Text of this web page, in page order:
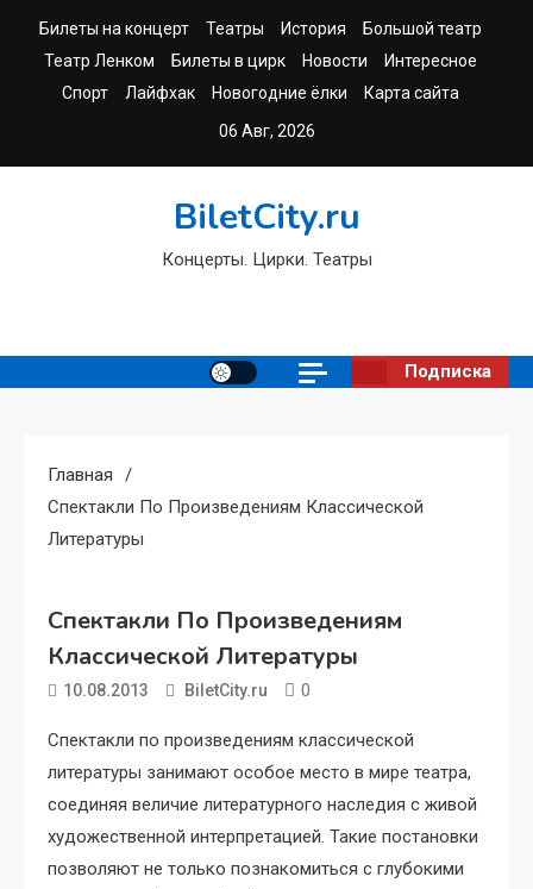
Билеты на концерт Театры История
Большой театр
Театр Ленком
Билеты в цирк Новости
Интересное
Спорт
Лайфхак Новогодние ёлки
Карта сайта
06 Авг, 2026
BiletCity.ru
Концерты. Цирки. Театры
Подписка
Главная
Спектакли По Произведениям Классической
Литературы
Спектакли По Произведениям
Классической Литературы
10.08.2013 BiletCity.ru 0
Спектакли по произведениям классической
литературы занимают особое место в мире театра,
соединяя величие литературного наследия с живой
художественной интерпретацией. Такие постановки
позволяют не только познакомиться с глубокими